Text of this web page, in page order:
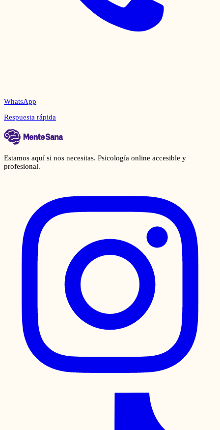
WhatsApp
Respuesta rápida
Estamos aquí si nos necesitas. Psicología online accesible y
profesional.